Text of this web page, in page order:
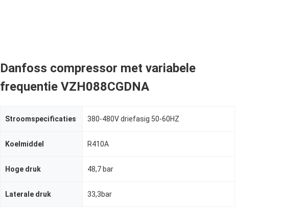
Danfoss compressor met variabele
frequentie VZH088CGDNA
Stroomspecificaties 380-480V driefasig 50-60HZ
Koelmiddel R410A
Hoge druk 48,7 bar
Laterale druk 33,3bar